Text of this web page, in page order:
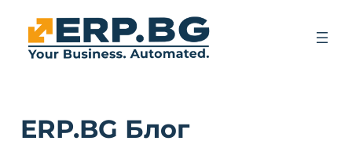
ERP.BG Блог